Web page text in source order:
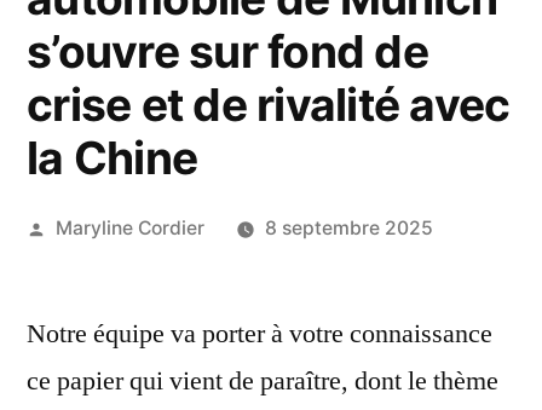
s’ouvre sur fond de
crise et de rivalité avec
la Chine
Publié
Maryline Cordier 8 septembre 2025
Notre équipe va porter à votre connaissance
ce papier qui vient de paraître, dont le thème